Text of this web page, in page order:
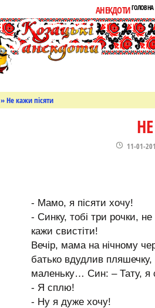
АНЕКДОТИГОЛОВНА
» Не кажи пісяти
11-01-
- Мамо, я пісяти хочу!
- Синку, тобі три рочки, не
кажи свистіти!
Вечір, мама на нічному
батько вдудлив пляшечку,
маленьку… Син: – Тату, я
- Я сплю!
- Ну я дуже хочу!